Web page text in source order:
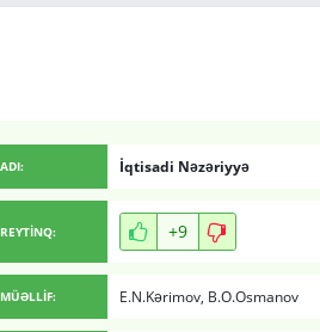
ADI: İqtisadi Nəzəriyyə
REYTİNQ: +9
MÜƏLLİF: E.N.Kərimov, B.O.Osmanov